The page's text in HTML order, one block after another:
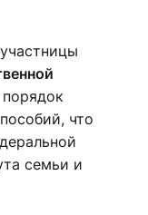
что
семьи и